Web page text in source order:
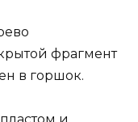
фрагмент
в горшок.